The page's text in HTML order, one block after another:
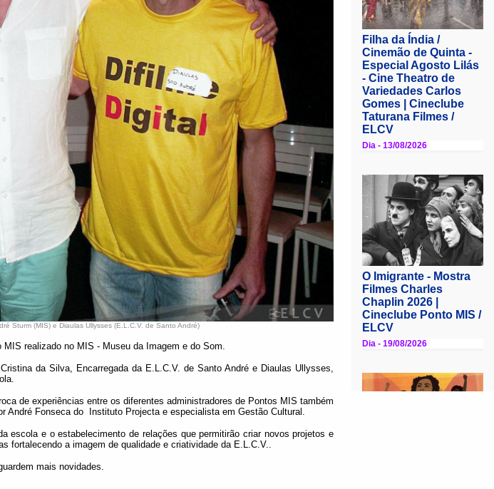
Sturm (MIS) e Diaulas Ullysses (E.L.C.V. de Santo André)
realizado no MIS - Museu da Imagem e do Som.
da Silva, Encarregada da E.L.C.V. de Santo André e Diaulas Ullysses,
de experiências entre os diferentes administradores de Pontos MIS também
André Fonseca do Instituto Projecta e especialista em Gestão Cultural.
escola e o estabelecimento de relações que permitirão criar novos projetos e
fortalecendo a imagem de qualidade e criatividade da E.L.C.V..
mais novidades.